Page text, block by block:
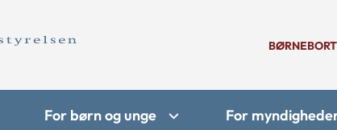
For børn og unge For